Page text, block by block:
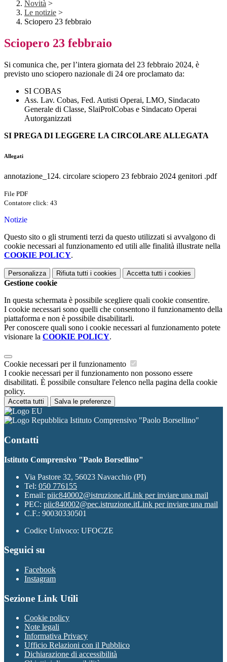
Novità >
Le notizie >
Sciopero 23 febbraio
Sciopero 23 febbraio
Si comunica che, per l’intera giornata del 23 febbraio 2024, è
previsto uno sciopero nazionale di 24 ore proclamato da:
SI COBAS
Ass. Lav. Cobas, Fed. Autisti Operai, LMO, Sindacato
Generale di Classe, SlaiProlCobas e Sindacato Operai
Autorganizzati
SI PREGA DI LEGGERE LA CIRCOLARE ALLEGATA
Allegati
annotazione_124. circolare sciopero 23 febbraio 2024 genitori .pdf
File PDF
Contatore click: 43
Notizie
Questo sito o gli strumenti terzi da questo utilizzati si avvalgono di
cookie necessari al funzionamento ed utili alle finalità illustrate nella
COOKIE POLICY.
Personalizza Rifiuta tutti i cookies Accetta tutti i cookies
Gestione cookie
In questa schermata è possibile scegliere quali cookie consentire.
I cookie necessari sono quelli che consentono il funzionamento della
piattaforma e non è possibile disabilitarli.
Per conoscere quali sono i cookie necessari al funzionamento potete
visionare la COOKIE POLICY.
Cookie necessari per il funzionamento
I cookie necessari per il funzionamento non possono essere
disabilitati. È possibile consultare l'elenco nella pagina della cookie
policy.
Accetta tutti Salva le preferenze
Istituto Comprensivo "Paolo Borsellino"
Contatti
Istituto Comprensivo "Paolo Borsellino"
Via Pastore 32, 56023 Navacchio (PI)
Tel: 050 776155
Email: piic840002@istruzione.itLink per inviare una mail
PEC: piic840002@pec.istruzione.itLink per inviare una mail
C.F.: 90030330501
Codice Univoco: UFOCZE
Seguici su
Facebook
Instagram
Sezione Link Utili
Cookie policy
Note legali
Informativa Privacy
Ufficio Relazioni con il Pubblico
Dichiarazione di accessibilità